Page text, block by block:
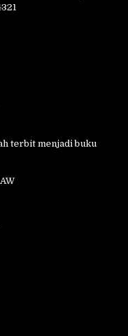
terbit menjadi buku